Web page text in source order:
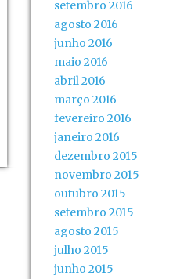
setembro 2016
agosto 2016
junho 2016
maio 2016
abril 2016
março 2016
fevereiro 2016
janeiro 2016
dezembro 2015
novembro 2015
outubro 2015
setembro 2015
agosto 2015
julho 2015
junho 2015